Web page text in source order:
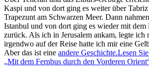
Kaspi und von dort ging es weiter über
Trapezunt am Schwarzen Meer. Dann
Istanbul und von dort ging es wieder mit dem
zurück. Als ich in Jerusalem ankam, legte ich
irgendwo auf der Reise hatte ich mir eine
Aber das ist eine andere Geschichte.Lesen
Mit dem Fernbus durch den Vorderen Orient